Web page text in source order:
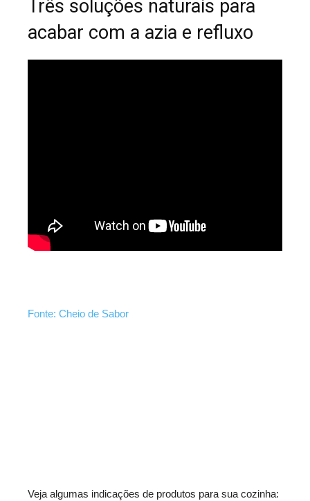
Três soluções naturais para
acabar com a azia e refluxo
Fonte: Cheio de Sabor
Veja algumas indicações de produtos para sua cozinha: